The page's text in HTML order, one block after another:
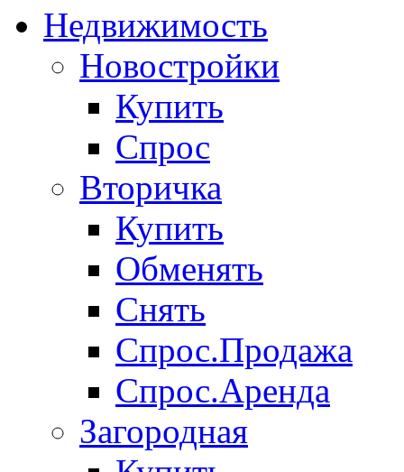
Недвижимость
Новостройки
Купить
Спрос
Вторичка
Купить
Обменять
Снять
Спрос.Продажа
Спрос.Аренда
Загородная